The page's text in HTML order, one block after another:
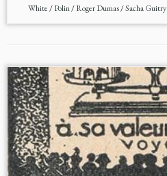
White/Polin/Roger Dumas/Sacha Guitry